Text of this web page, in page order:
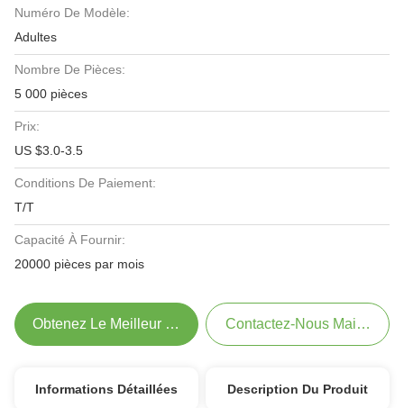
Numéro De Modèle:
Adultes
Nombre De Pièces:
5 000 pièces
Prix:
US $3.0-3.5
Conditions De Paiement:
T/T
Capacité À Fournir:
20000 pièces par mois
Obtenez Le Meilleur Prix Contactez-Nous Maintenant
Informations Détaillées Description Du Produit